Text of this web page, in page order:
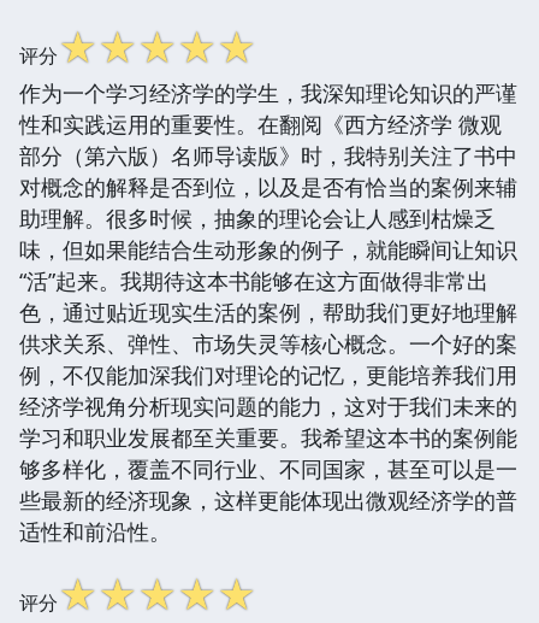
评分☆☆☆☆☆
作为一个学习经济学的学生，我深知理论知识的严谨
性和实践运用的重要性。在翻阅《西方经济学 微观
部分（第六版）名师导读版》时，我特别关注了书中
对概念的解释是否到位，以及是否有恰当的案例来辅
助理解。很多时候，抽象的理论会让人感到枯燥乏
味，但如果能结合生动形象的例子，就能瞬间让知识
“活”起来。我期待这本书能够在这方面做得非常出
色，通过贴近现实生活的案例，帮助我们更好地理解
供求关系、弹性、市场失灵等核心概念。一个好的案
例，不仅能加深我们对理论的记忆，更能培养我们用
经济学视角分析现实问题的能力，这对于我们未来的
学习和职业发展都至关重要。我希望这本书的案例能
够多样化，覆盖不同行业、不同国家，甚至可以是一
些最新的经济现象，这样更能体现出微观经济学的普
适性和前沿性。
评分☆☆☆☆☆